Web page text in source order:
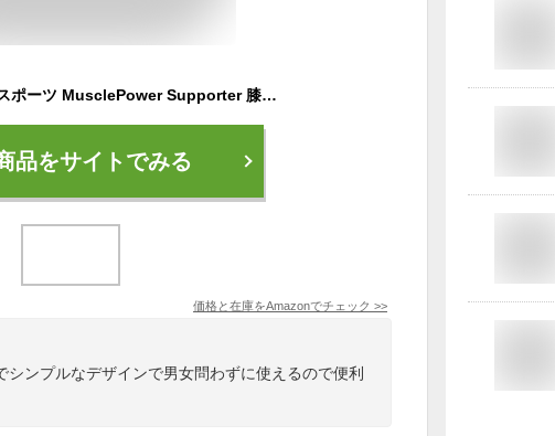
ヨネックス(YONEX) スポーツ MusclePower Supporter 膝サポーター MPS-50KN Sサイズ ブラック×ブルー
品をサイトでみる
価格と在庫をAmazonでチェック >>
ンプルなデザインで男女問わずに使えるので便利